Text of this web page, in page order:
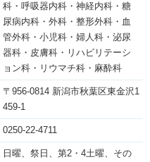
科・呼吸器内科・神経内科・糖
尿病内科・外科・整形外科・血
管外科・小児科・婦人科・泌尿
器科・皮膚科・リハビリテーシ
ョン科・リウマチ科・麻酔科
〒956-0814 新潟市秋葉区東金沢1
459-1
0250-22-4711
日曜、祭日、第2・4土曜、その